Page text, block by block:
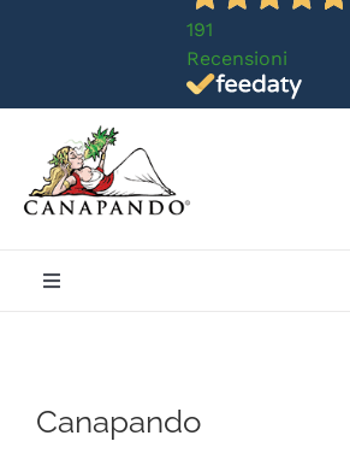
191
Recensioni
Toggle
SHOP ONLINE
Canapando